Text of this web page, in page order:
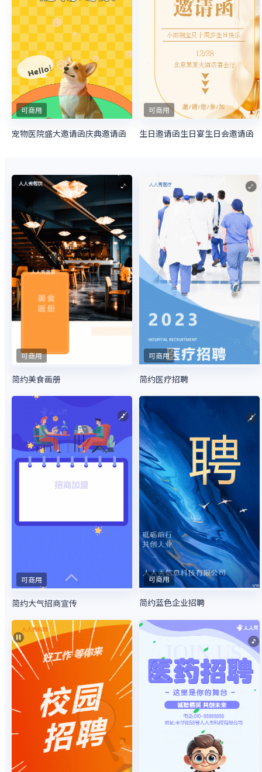
可商用
宠物医院盛大邀请函庆典邀请函
可商用
生日邀请函生日宴生日会邀请函
可商用
简约美食画册
可商用
简约医疗招聘
可商用
简约大气招商宣传
可商用
简约蓝色企业招聘